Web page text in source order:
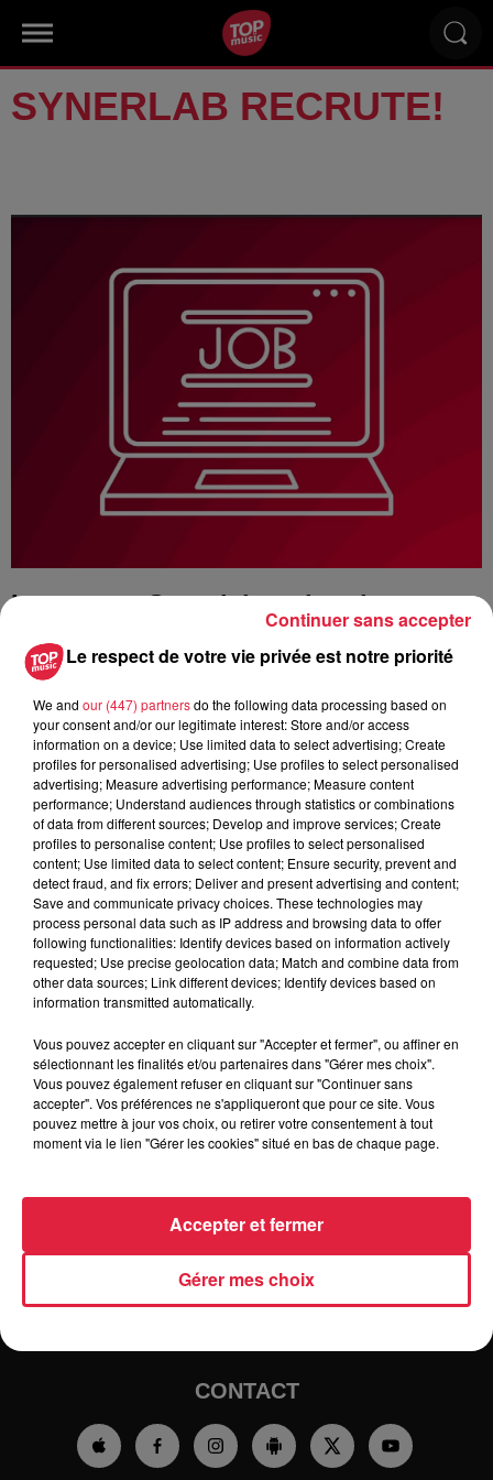
SYNERLAB RECRUTE!
Le groupe Synerlab recherche ses
futurs collaborateurs.
Chez Synerlab, nous recherchonsdes collaborateurs
passionnés par le monde de la santé, du mieux-être des
patients
. Le sens n’est pas une question !
Nous recherchons aussi des personnalités qui aiment
monde industrielet qui le voient comme une expérience
collaborative du 21ème siècle.
Ethique et humanisme, créativité, entrepreneuriat, rigueur et
sens de l’effort sontdes critères incontournables de
réussite.
Retrouvez toutes nos offres d'emploi en
cliquantICI!
TRAQUEURS D'EMPLOI
AGENDA PODCASTS
CONTACT
Le respect de votre vie privée est notre priorité
We and our (447) partnersdo the following data processing based on
your consent and/or our legitimate interest: Store and/or access
information on a device; Use limited data to select advertising; Create
profiles for personalised advertising; Use profiles to select personalised
advertising; Measure advertising performance; Measure content
performance; Understand audiences through statistics or combinations
of data from different sources; Develop and improve services; Create
profiles to personalise content; Use profiles to select personalised
content; Use limited data to select content; Ensure security, prevent and
detect fraud, and fix errors; Deliver and present advertising and content;
Save and communicate privacy choices. These technologies may
process personal data such as IP address and browsing data to offer
following functionalities: Identify devices based on information actively
requested; Use precise geolocation data; Match and combine data from
other data sources; Link different devices; Identify devices based on
information transmitted automatically.
Vous pouvez accepter en cliquant sur "Accepter et fermer", ou affiner en
sélectionnant les finalités et/ou partenaires dans "Gérer mes choix".
Vous pouvez également refuser en cliquant sur "Continuer sans
accepter". Vos préférences ne s'appliqueront que pour ce site. Vous
pouvez mettre à jour vos choix, ou retirer votre consentement à tout
moment via le lien "Gérer les cookies" situé en bas de chaque page.
Gérer mes choix
Accepter et fermer
Continuer sans accepter